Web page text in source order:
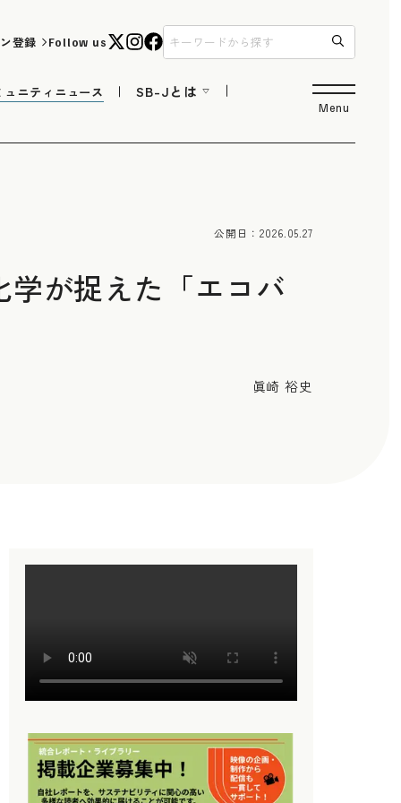
登録 Follow us
ュニティニュース SB-Jとは
Menu
公開日：2026.05.27
が捉えた「エコバ
眞崎 裕史